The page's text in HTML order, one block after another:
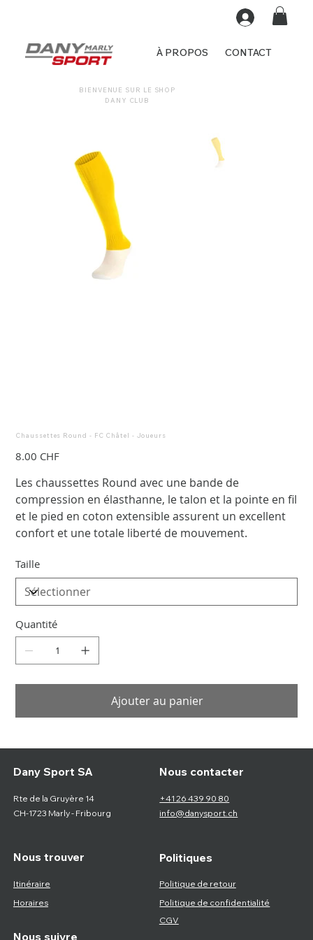
DANY CLUB
BIENVENUE SUR LE SHOP
À PROPOS CONTACT
Chaussettes Round - FC Châtel - Joueurs
8.00 CHF
Les chaussettes Round avec une bande de
compression en élasthanne, le talon et la pointe en fil
et le pied en coton extensible assurent un excellent
confort et une totale liberté de mouvement.
Taille
Quantité
Ajouter au panier
Nous trouver
Itinéraire
Dany Sport SA
Rte de la Gruyère 14
CH-1723 Marly - Fribourg
Nous suivre
Horaires
Politiques
Politique de retour
Nous contacter
+41 26 439 90 80
info@danysport.ch
Politique de confidentialité
CGV